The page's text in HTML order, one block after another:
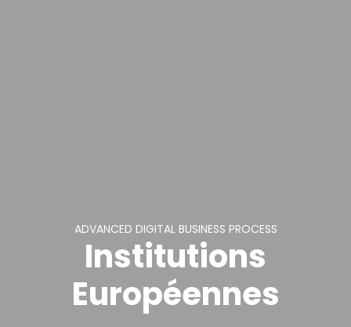
ADVANCED DIGITAL BUSINESS PROCESS
Institutions
Européennes